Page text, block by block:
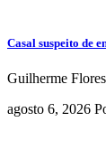
Casal suspeito de
Guilherme
agosto 6, 2026